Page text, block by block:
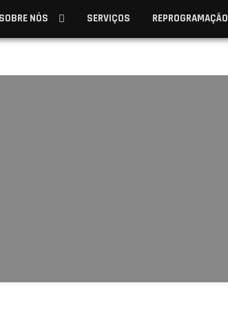
SOBRE NÓS SERVIÇOS REPROGRAMAÇÃO